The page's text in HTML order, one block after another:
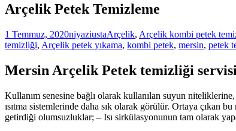
Arçelik Petek Temizleme
1 Temmuz, 2020niyaziustaArçelik, Arçelik kombi petek
temizliği, Arçelik petek yıkama, kombi petek, mersin, petek
Mersin Arçelik Petek temizliği servisi
Kullanım senesine bağlı olarak kullanılan suyun
ısıtma sistemlerinde daha sık olarak görülür. Ortaya çıkan bu
getirdiği olumsuzluklar; – Isı sirkülasyonunun tam olarak